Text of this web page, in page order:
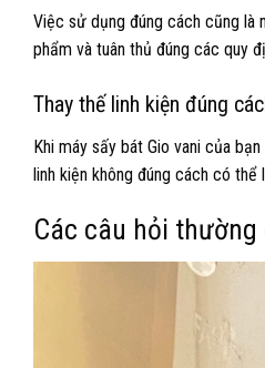
Việc sử dụng đúng cách cũng là
phẩm và tuân thủ đúng các quy
Thay thế linh kiện đúng
Khi máy sấy bát Gio vani của
linh kiện không đúng cách có
Các câu hỏi